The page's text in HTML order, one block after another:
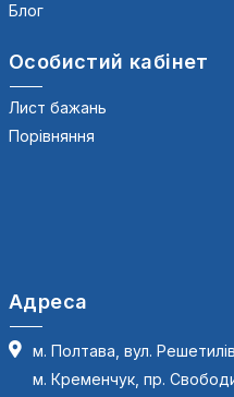
Блог
Особистий кабінет
Лист бажань
Порівняння
Адреса
м. Полтава, вул.
м. Кременчук, пр.